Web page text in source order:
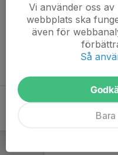
Vi använder oss
webbplats ska
även för
Så